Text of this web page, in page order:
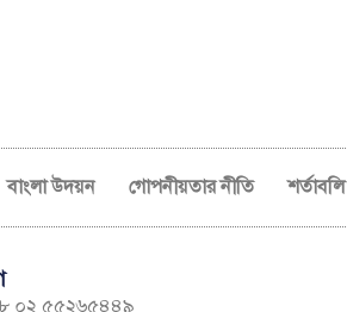
বাংলা উদয়ন গোপনীয়তার নীতি শর্তাবলি
০২ ৫৫২৬৫৪৪৯